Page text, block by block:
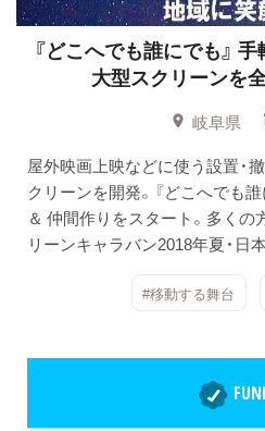
『どこへでも誰にでも』 手
大型スクリーンを
岐阜県
屋外映画上映などに使う設置・
クリーンを開発。『どこへでも
＆ 仲間作りをスタート。多く
リーンキャラバン2018年夏・日
#移動する舞台